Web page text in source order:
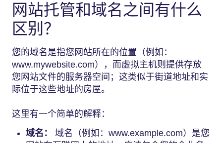
网站托管和域名之间有什么
区别？
您的域名是指您网站所在的位置（例如：
www.mywebsite.com），而虚拟主机则提供存放
您网站文件的服务器空间；这类似于街道地址和实
际位于这些地址的房屋。
这里有一个简单的解释：
域名：
域名（例如：www.example.com）是您